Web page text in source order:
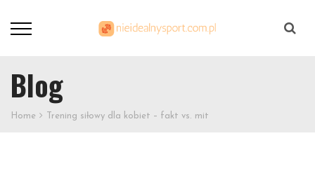
Blog
Home Trening siłowy dla kobiet – fakt vs. mit